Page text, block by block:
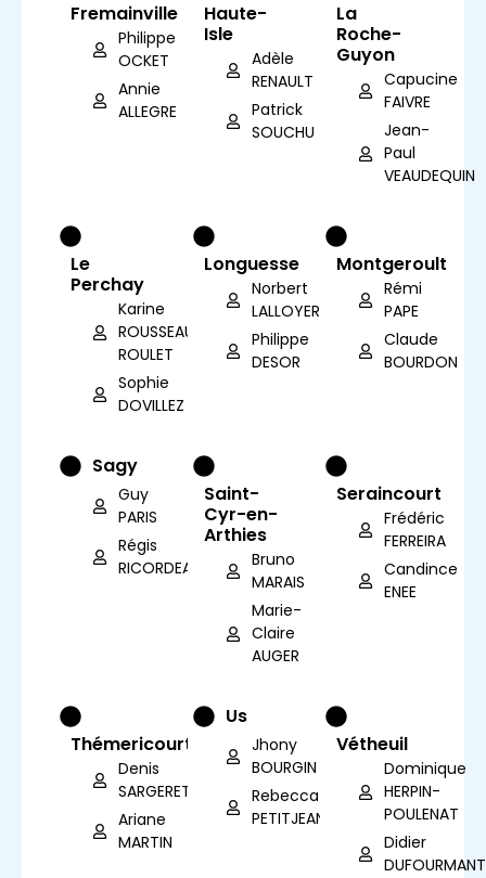
Fremainville
Philippe
OCKET
Annie
ALLEGRE
Haute-
Isle
Adèle
RENAULT
Patrick
SOUCHU
La
Roche-
Guyon
Capucine
FAIVRE
Jean-
Paul
VEAUDEQUIN
Le
Perchay
Karine
ROUSSEAUX-
ROULET
Sophie
DOVILLEZ
Longuesse
Norbert
LALLOYER
Philippe
DESOR
Montgeroult
Rémi
PAPE
Claude
BOURDON
Sagy
Guy
PARIS
Régis
RICORDEAU
Saint-
Cyr-en-
Arthies
Bruno
MARAIS
Marie-
Claire
AUGER
Seraincourt
Frédéric
FERREIRA
Candince
ENEE
Thémericourt
Denis
SARGERET
Ariane
MARTIN
Us
Jhony
BOURGIN
Rebecca
PETITJEAN
Vétheuil
Dominique
HERPIN-
POULENAT
Didier